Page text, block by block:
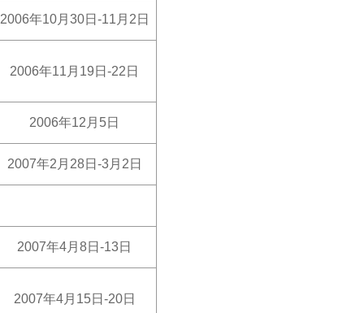
2006年10月30日-11月2日
2006年11月19日-22日
2006年12月5日
2007年2月28日-3月2日
2007年4月8日-13日
2007年4月15日-20日